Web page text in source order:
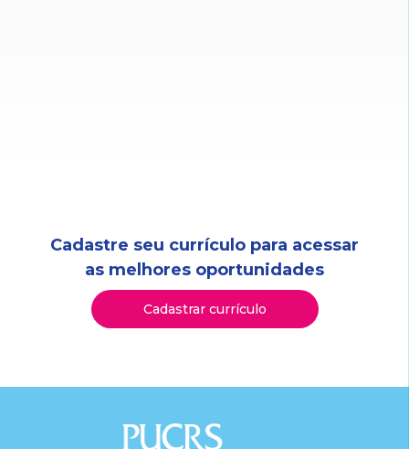
Cadastre seu currículo para acessar
as melhores oportunidades
Cadastrar currículo